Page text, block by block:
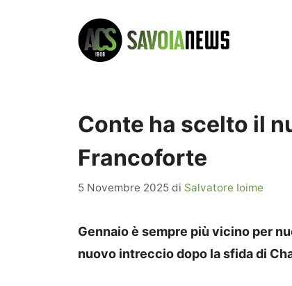
Conte ha scelto il
Francoforte
5 Novembre 2025 di Salvatore Ioime
Gennaio è sempre più vicino per
nuovo intreccio dopo la sfida di